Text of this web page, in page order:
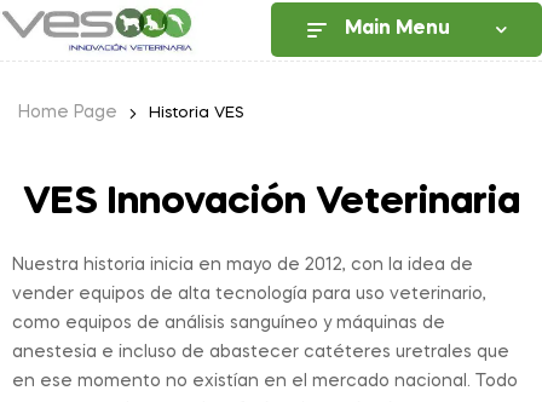
Main Menu
Home Page Historia VES
VES Innovación Veterinaria
Nuestra historia inicia en mayo de 2012, con la idea de
vender equipos de alta tecnología para uso veterinario,
como equipos de análisis sanguíneo y máquinas de
anestesia e incluso de abastecer catéteres uretrales que
en ese momento no existían en el mercado nacional. Todo